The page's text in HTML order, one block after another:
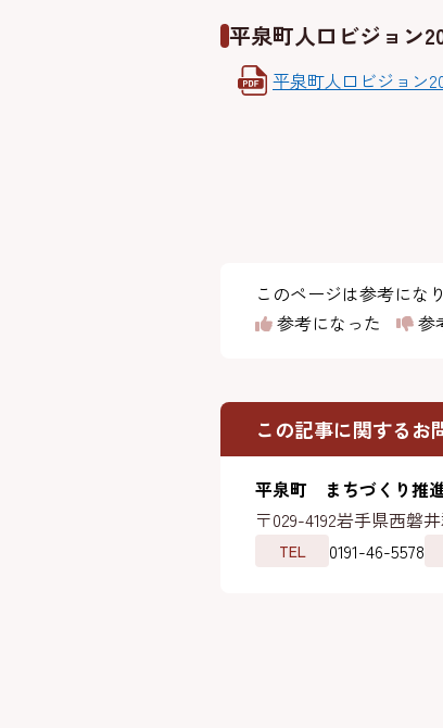
平泉町人口ビジョン
平泉町人口ビジョン
このページは参考にな
参考になった
参
この記事に関するお
平泉町 まちづくり推
〒029-4192岩手県西磐
TEL 0191-46-5578